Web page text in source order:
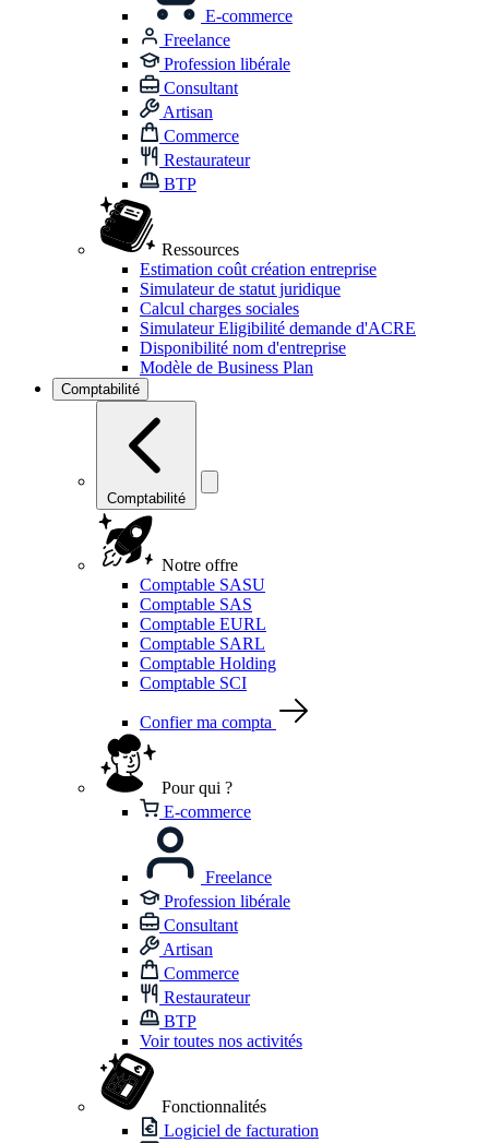
E-commerce
Freelance
Profession libérale
Consultant
Artisan
Commerce
Restaurateur
BTP
Ressources
Estimation coût création entreprise
Simulateur de statut juridique
Calcul charges sociales
Simulateur Eligibilité demande d'ACRE
Disponibilité nom d'entreprise
Modèle de Business Plan
Comptabilité
Comptabilité
Notre offre
Comptable SASU
Comptable SAS
Comptable EURL
Comptable SARL
Comptable Holding
Comptable SCI
Confier ma compta
Pour qui ?
E-commerce
Freelance
Profession libérale
Consultant
Artisan
Commerce
Restaurateur
BTP
Voir toutes nos activités
Fonctionnalités
Logiciel de facturation